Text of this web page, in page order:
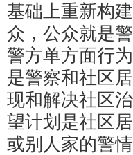
基础上重新构
众，公众就是
警方单方面行
是警察和社区
现和解决社区
望计划是社区
或别人家的警